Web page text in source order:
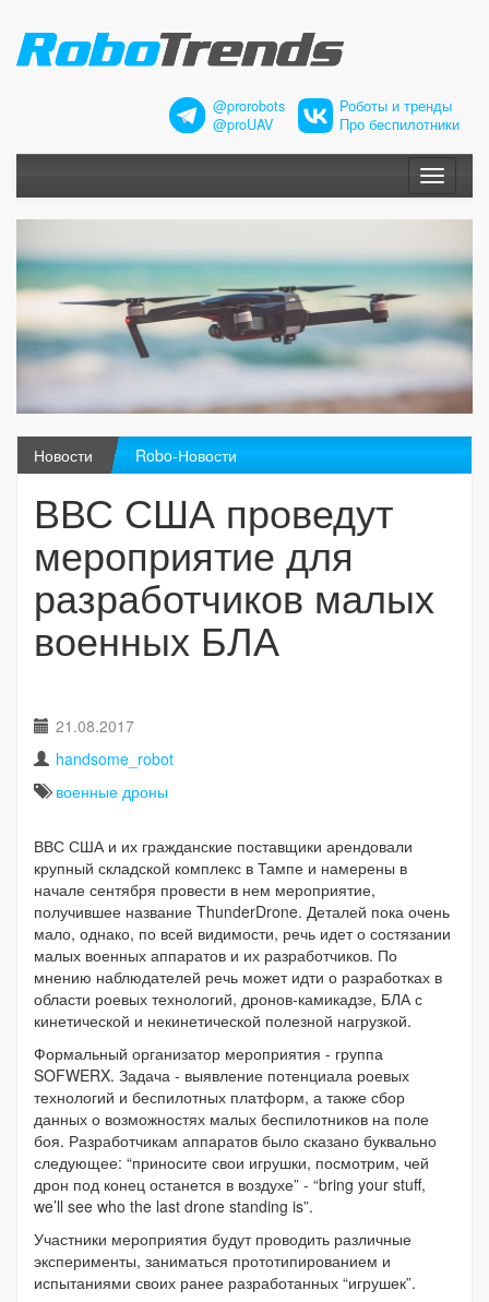
@prorobots
@proUAV
Роботы и тренды
Про беспилотники
Меню
Новости Robo-Новости
ВВС США проведут
мероприятие для
разработчиков малых
военных БЛА
21.08.2017
handsome_robot
военные дроны
ВВС США и их гражданские поставщики арендовали
крупный складской комплекс в Тампе и намерены в
начале сентября провести в нем мероприятие,
получившее название ThunderDrone. Деталей пока очень
мало, однако, по всей видимости, речь идет о состязании
малых военных аппаратов и их разработчиков. По
мнению наблюдателей речь может идти о разработках в
области роевых технологий, дронов-камикадзе, БЛА с
кинетической и некинетической полезной нагрузкой.
Формальный организатор мероприятия - группа
SOFWERX. Задача - выявление потенциала роевых
технологий и беспилотных платформ, а также сбор
данных о возможностях малых беспилотников на поле
боя. Разработчикам аппаратов было сказано буквально
следующее: “приносите свои игрушки, посмотрим, чей
дрон под конец останется в воздухе” - “bring your stuff,
we’ll see who the last drone standing is”.
Участники мероприятия будут проводить различные
эксперименты, заниматься прототипированием и
испытаниями своих ранее разработанных “игрушек”.